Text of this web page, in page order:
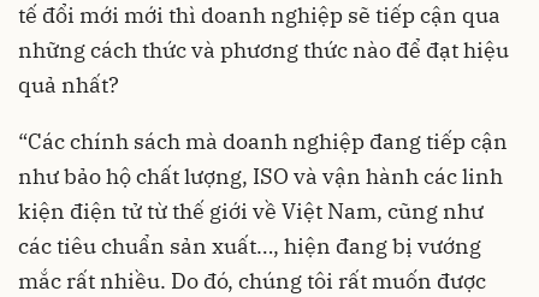
tế đổi mới mới thì doanh nghiệp sẽ tiếp cận qua
những cách thức và phương thức nào để đạt hiệu
quả nhất?
“Các chính sách mà doanh nghiệp đang tiếp cận
như bảo hộ chất lượng, ISO và vận hành các linh
kiện điện tử từ thế giới về Việt Nam, cũng như
các tiêu chuẩn sản xuất…, hiện đang bị vướng
mắc rất nhiều. Do đó, chúng tôi rất muốn được